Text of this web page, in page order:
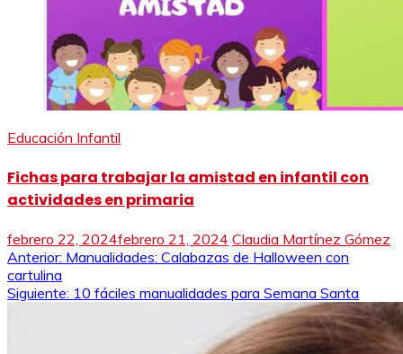
Educación Infantil
Fichas para trabajar la amistad en infantil con
actividades en primaria
febrero 22, 2024febrero 21, 2024 Claudia Martínez Gómez
Navegación
de
Anterior: Manualidades: Calabazas de Halloween con
cartulina
Siguiente: 10 fáciles manualidades para Semana Santa